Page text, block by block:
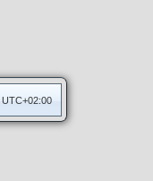
UTC+02:00